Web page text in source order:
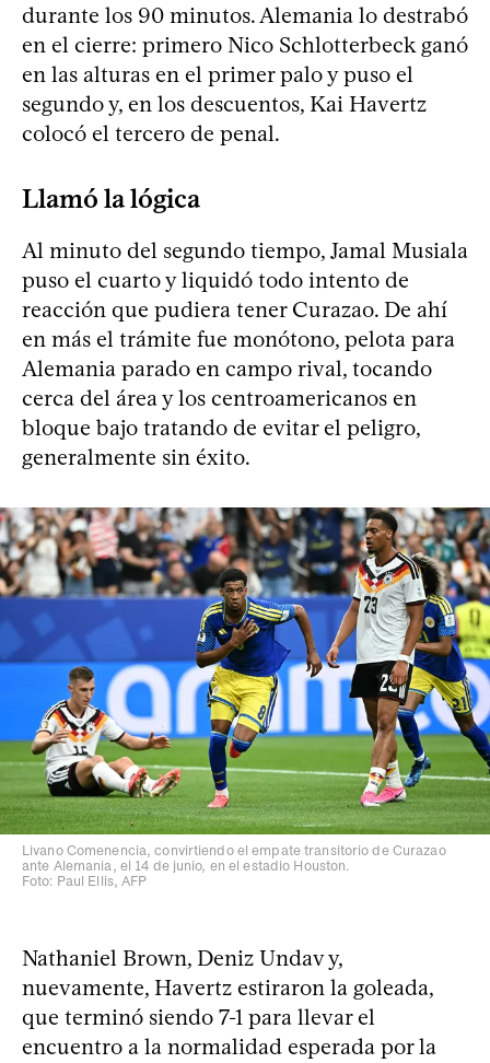
durante los 90 minutos. Alemania lo destrabó
en el cierre: primero Nico Schlotterbeck ganó
en las alturas en el primer palo y puso el
segundo y, en los descuentos, Kai Havertz
colocó el tercero de penal.
Llamó la lógica
Al minuto del segundo tiempo, Jamal Musiala
puso el cuarto y liquidó todo intento de
reacción que pudiera tener Curazao. De ahí
en más el trámite fue monótono, pelota para
Alemania parado en campo rival, tocando
cerca del área y los centroamericanos en
bloque bajo tratando de evitar el peligro,
generalmente sin éxito.
Livano Comenencia, convirtiendo el empate transitorio de Curazao
ante Alemania, el 14 de junio, en el estadio Houston.
Foto: Paul Ellis, AFP
Nathaniel Brown, Deniz Undav y,
nuevamente, Havertz estiraron la goleada,
que terminó siendo 7-1 para llevar el
encuentro a la normalidad esperada por la